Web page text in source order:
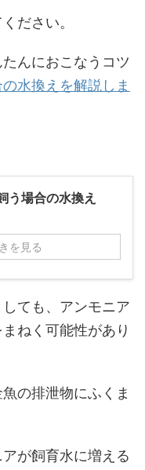
ださい。
んにおこなうコツ
水換えを解説しま
う場合の水換え
を見る
ても、アンモニア
ねく可能性があり
の排泄物にふくま
が飼育水に増える